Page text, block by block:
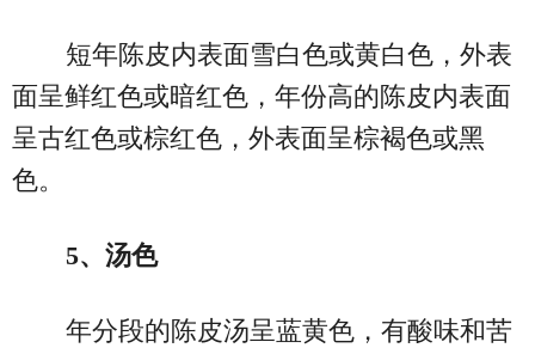
短年陈皮内表面雪白色或黄白色，外表
面呈鲜红色或暗红色，年份高的陈皮内表面
呈古红色或棕红色，外表面呈棕褐色或黑
色。
5、汤色
年分段的陈皮汤呈蓝黄色，有酸味和苦